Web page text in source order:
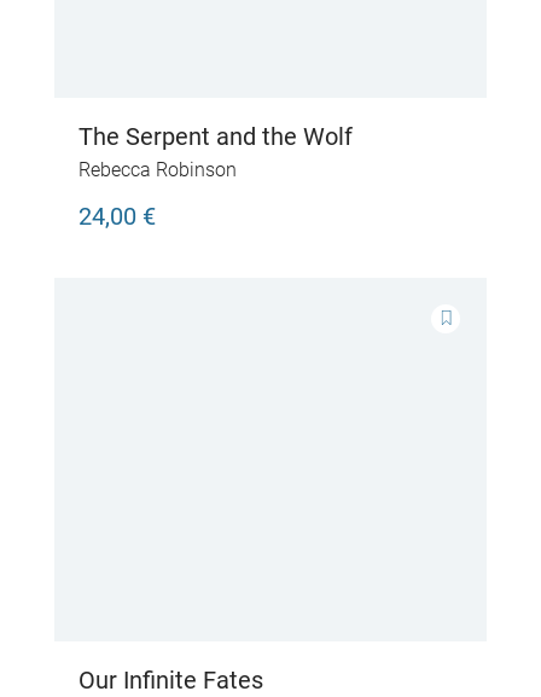
The Serpent and the Wolf
Rebecca Robinson
24,00 €
Our Infinite Fates